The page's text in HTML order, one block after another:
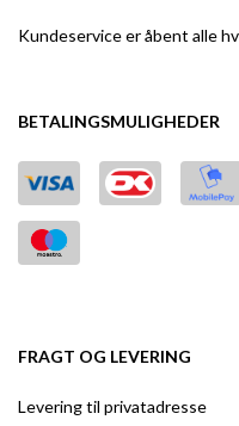
Kundeservice er åbent alle
BETALINGSMULIGHEDER
FRAGT OG LEVERING
Levering til privatadresse